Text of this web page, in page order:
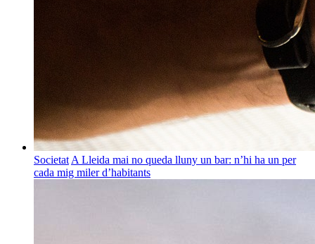
Societat A Lleida mai no queda lluny un bar: n’hi ha un per
cada mig miler d’habitants